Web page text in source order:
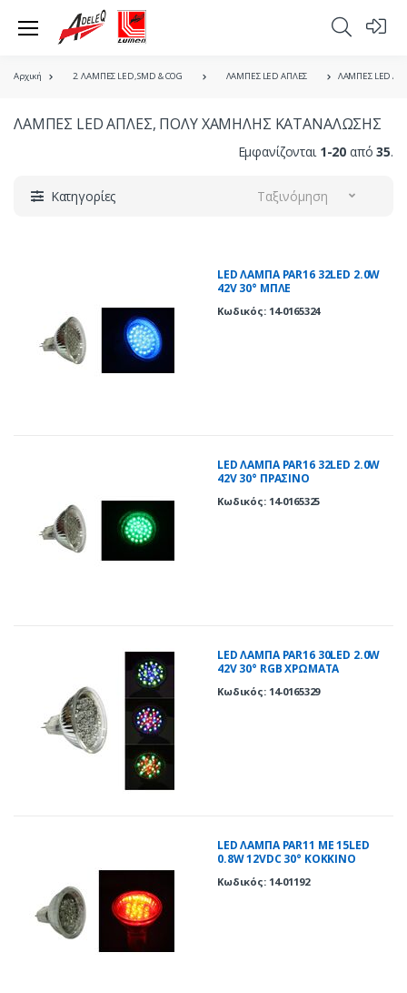
Αρχική 2. ΛΑΜΠΕΣ LED, SMD & COG ΛΑΜΠΕΣ LED ΑΠΛΕΣ ΛΑΜΠΕΣ LED
ΛΑΜΠΕΣ LED ΑΠΛΕΣ, ΠΟΛΥ ΧΑΜΗΛΗΣ ΚΑΤΑΝΑΛΩΣΗΣ
Εμφανίζονται 1-20 από35.
Κατηγορίες Ταξινόμηση
LED ΛΑΜΠΑ PAR16 32LED 2.0W
42V 30° ΜΠΛΕ
Κωδικός: 14-0165324
LED ΛΑΜΠΑ PAR16 32LED 2.0W
42V 30° ΠΡΑΣΙΝΟ
Κωδικός: 14-0165325
LED ΛΑΜΠΑ PAR16 30LED 2.0W
42V 30° RGB ΧΡΩΜΑΤΑ
Κωδικός: 14-0165329
LED ΛΑΜΠΑ PAR11 ΜΕ 15LED
0.8W 12VDC 30° ΚΟΚΚΙΝΟ
Κωδικός: 14-01192